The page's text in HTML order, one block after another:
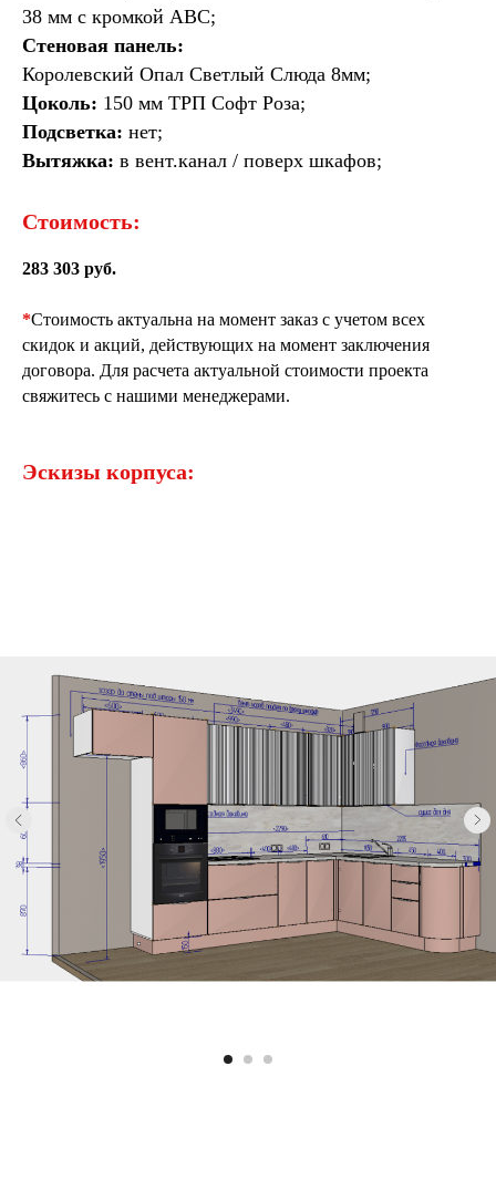
38 мм с кромкой ABC;
Стеновая панель:
Королевский Опал Светлый Слюда 8мм;
Цоколь: 150 мм ТРП Софт Роза;
Подсветка: нет;
Вытяжка: в вент.канал / поверх шкафов;
Стоимость:
283 303 руб.
*Стоимость актуальна на момент заказ с учетом всех
скидок и акций, действующих на момент заключения
договора. Для расчета актуальной стоимости проекта
свяжитесь с нашими менеджерами.
Эскизы корпуса: